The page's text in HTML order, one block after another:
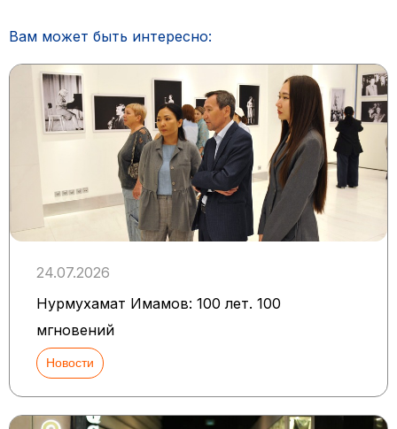
Вам может быть интересно:
24.07.2026
Нурмухамат Имамов: 100 лет. 100
мгновений
Новости